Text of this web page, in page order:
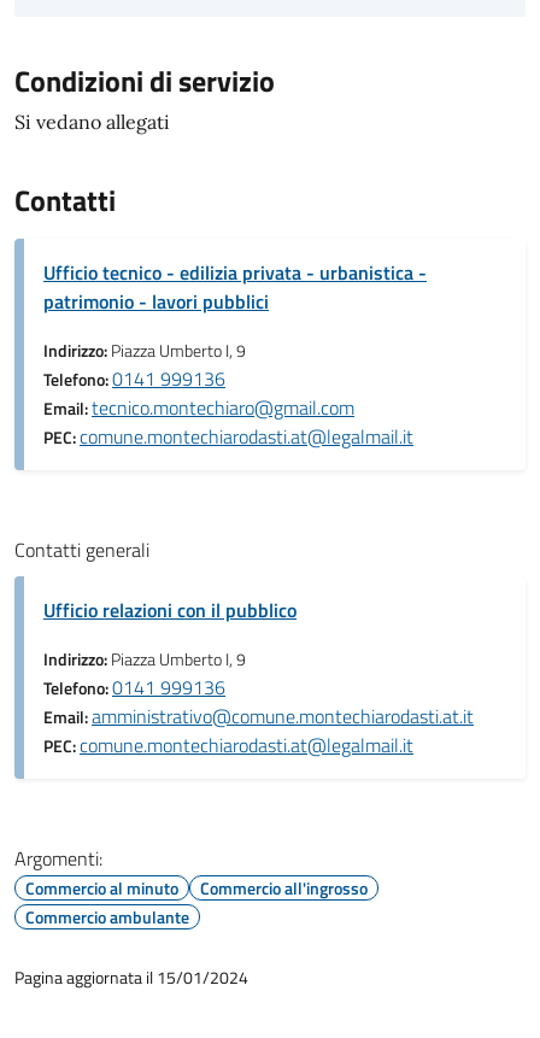
Condizioni di servizio
Si vedano allegati
Contatti
Ufficio tecnico - edilizia privata - urbanistica -
patrimonio - lavori pubblici
Indirizzo:Piazza Umberto I, 9
Telefono:0141 999136
Email:tecnico.montechiaro@gmail.com
PEC:comune.montechiarodasti.at@legalmail.it
Contatti generali
Ufficio relazioni con il pubblico
Indirizzo:Piazza Umberto I, 9
Telefono:0141 999136
Email:amministrativo@comune.montechiarodasti.at.it
PEC:comune.montechiarodasti.at@legalmail.it
Argomenti:
Commercio al minuto
Commercio all'ingrosso
Commercio ambulante
Pagina aggiornata il 15/01/2024